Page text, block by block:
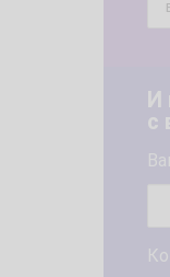
И
с